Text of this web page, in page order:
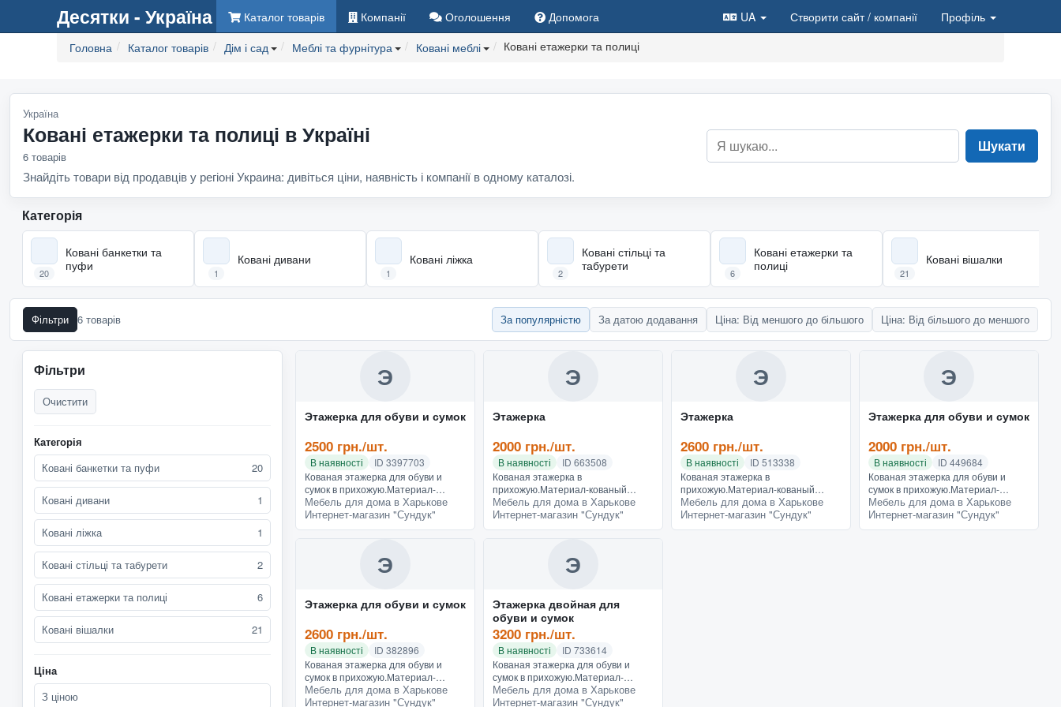
Десятки - Україна Каталог товарів Компанії Оголошення Допомога UA Створити сайт/ компанії
Профіль
Головна
Каталог товарів Дім і сад Меблі та фурнітура Ковані меблі Ковані етажерки та полиці
Україна
Ковані етажерки та полиці в Україні
6 товарів
Знайдіть товари від продавців у регіоні Украина: дивіться ціни, наявність і компанії в одному каталозі.
Шукати
Категорія
Ковані банкетки та
пуфи
20
Ковані дивани
1
Ковані ліжка
1
Ковані стільці та
табурети
2
Ковані етажерки та
полиці
6
Ковані вішалки
21
Фільтри 6 товарів За популярністю За датою додавання Ціна: Від меншого до більшого Ціна: Від більшого до меншого
Фільтри
Очистити
Категорія
Ковані банкетки та пуфи
20
Ковані дивани 1
Ковані ліжка 1
Ковані стільці та табурети 2
Ковані етажерки та полиці 6
Ковані вішалки 21
Ціна
З ціною
Э
Этажерка для обуви и сумок
2500 грн./шт.
В наявності
ID 3397703
Кованая этажерка для обуви и
сумок в прихожую.Материал-
кованый метал, черный с античным
эффектомРазмеры 55*29*80
Мебель для дома в Харькове
Интернет-магазин "Сундук"
Э
Этажерка
2000 грн./шт.
В наявності
ID 663508
Кованая этажерка в
прихожую.Материал-кованый
метал, черный или белый с
античным эффектом Размеры
110*35
Мебель для дома в Харькове
Интернет-магазин "Сундук"
Э
Этажерка
2600 грн./шт.
В наявності
ID 513338
Кованая этажерка в
прихожую.Материал-кованый
метал, черный или белый с
античным эффектом Размеры
230*35
Мебель для дома в Харькове
Интернет-магазин "Сундук"
Э
Этажерка для обуви и сумок
2000 грн./шт.
В наявності
ID 449684
Кованая этажерка для обуви и
сумок в прихожую.Материал-
кованый метал, черный с античным
эффектом Размеры 40*35*90
Мебель для дома в Харькове
Интернет-магазин "Сундук"
Э
Этажерка для обуви и сумок
2600 грн./шт.
В наявності
ID 382896
Кованая этажерка для обуви и
сумок в прихожую.Материал-
кованый метал, черный с античным
эффектомРазмеры 70*29*80
Мебель для дома в Харькове
Интернет-магазин "Сундук"
Э
Этажерка двойная для
обуви и сумок
3200 грн./шт.
В наявності
ID 733614
Кованая этажерка для обуви и
сумок в прихожую.Материал-
кованый метал, чцвет любой
Размеры 115*30*75
Мебель для дома в Харькове
Интернет-магазин "Сундук"